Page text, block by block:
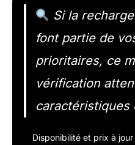
Si la
font partie de
prioritaires, ce
vérification
caractéristiques
Disponibilité et prix à